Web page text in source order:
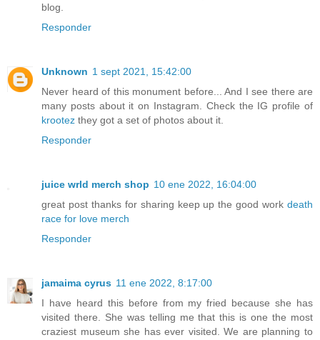
blog.
Responder
Unknown 1 sept 2021, 15:42:00
Never heard of this monument before... And I see there are
many posts about it on Instagram. Check the IG profile of
krootez they got a set of photos about it.
Responder
juice wrld merch shop 10 ene 2022, 16:04:00
great post thanks for sharing keep up the good work death
race for love merch
Responder
jamaima cyrus 11 ene 2022, 8:17:00
I have heard this before from my fried because she has
visited there. She was telling me that this is one the most
craziest museum she has ever visited. We are planning to